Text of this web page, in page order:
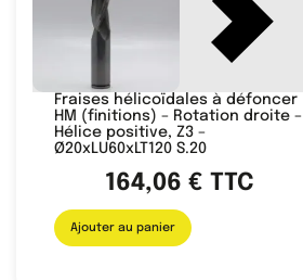
Fraises hélicoïdales à défoncer
HM (finitions) – Rotation droite –
Hélice positive, Z3 –
Ø20xLU60xLT120 S.20
164,06€ TTC
Ajouter au panier